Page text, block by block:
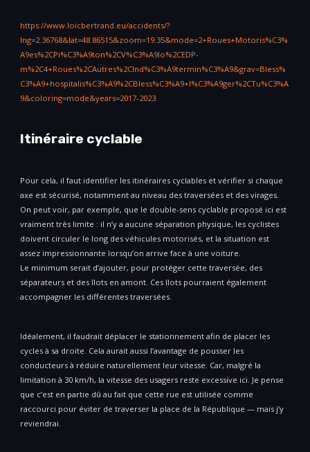
https://www.loicbertrand.eu/accidents/?
lng=2.36768&lat=48.86515&zoom=19.35&mode=2+Roues+Motoris%C3%
A9es%2CPi%C3%A9ton%2CV%C3%A9lo%2CEDP-
m%2C4+Roues%2CAutres%2CInd%C3%A9termin%C3%A9&grav=Bless%
C3%A9+hospitalis%C3%A9%2CBless%C3%A9+l%C3%A9ger%2CTu%C3%A
9&coloring=mode&years=2017-2023
Itinéraire cyclable
Pour cela, il faut identifier les itinéraires cyclables et vérifier si chaque
axe est sécurisé, notamment au niveau des traversées et des virages.
On peut voir, par exemple, que le double-sens cyclable proposé ici est
vraiment très limite : il n’y a aucune séparation physique, les cyclistes
doivent circuler le long des véhicules motorisés, et la situation est
assez impressionnante lorsqu’on arrive face à une voiture.
Le minimum serait d’ajouter, pour protéger cette traversée, des
séparateurs et des îlots en amont. Ces îlots pourraient également
accompagner les différentes traversées.
Idéalement, il faudrait déplacer le stationnement afin de placer les
cycles à sa droite. Cela aurait aussi l’avantage de pousser les
conducteurs à réduire naturellement leur vitesse. Car, malgré la
limitation à 30 km/h, la vitesse des usagers reste excessive ici. Je pense
que c’est en partie dû au fait que cette rue est utilisée comme
raccourci pour éviter de traverser la place de la République — mais j’y
reviendrai.